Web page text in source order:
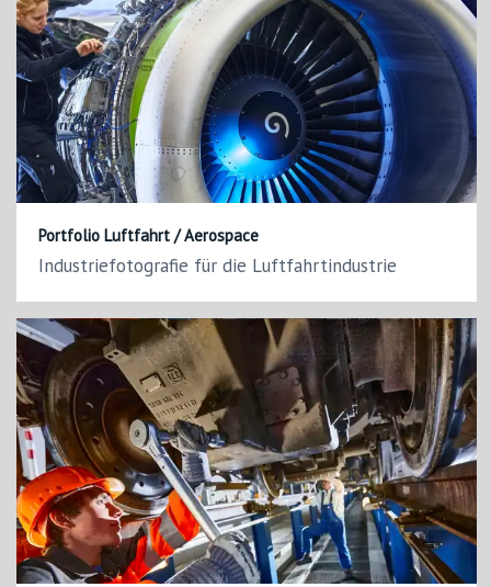
Portfolio Luftfahrt / Aerospace
Industriefotografie für die Luftfahrtindustrie